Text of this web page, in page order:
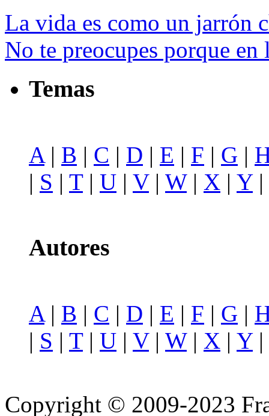
La vida es como un jarrón
No te preocupes porque en
Temas
A | B | C | D | E | F | G |
| S | T| U | V| W| X | Y|
Autores
A| B | C | D | E | F | G |
| S | T| U | V| W| X | Y|
Copyright © 2009-2023